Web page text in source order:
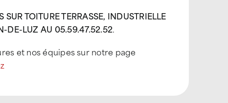
TOITURE TERRASSE, INDUSTRIELLE
DE-LUZ AU 05.59.47.52.52.
et nos équipes sur notre page